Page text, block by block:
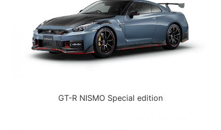
GT-R NISMO Special edition